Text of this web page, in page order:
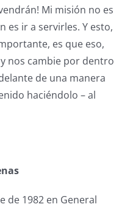
Mi misión no es
es ir a servirles. Y esto,
es que eso,
nos cambie por dentro
de una manera
haciéndolo – al
de 1982 en General